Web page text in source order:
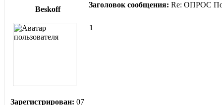
Beskoff
Заголовок сообщения: Re: ОПРОС
Зарегистрирован: 07
1